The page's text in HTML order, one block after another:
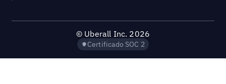
© Uberall Inc. 2026
Certificado SOC 2